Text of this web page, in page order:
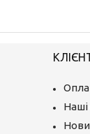
Наші